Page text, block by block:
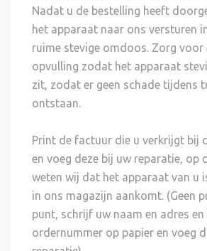
Nadat u de bestelling heeft
het apparaat naar ons versturen
ruime stevige omdoos. Zorg voor
opvulling zodat het apparaat
zit, zodat er geen schade tijdens
ontstaan.
Print de factuur die u verkrijgt bij
en voeg deze bij uw reparatie, op
weten wij dat het apparaat van u
in ons magazijn aankomt. (Geen
punt, schrijf uw naam en adres en
ordernummer op papier en voeg